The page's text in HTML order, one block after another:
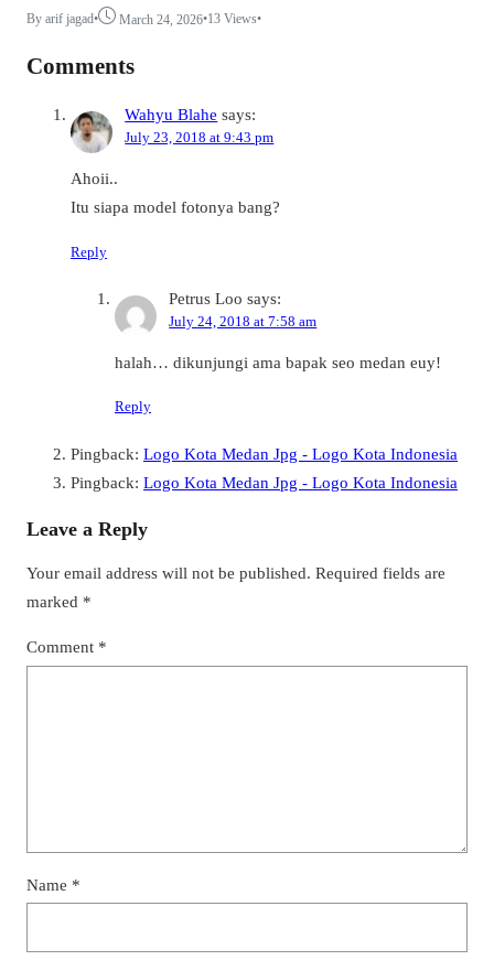
By arif jagad• March 24, 2026•13 Views•
Comments
Wahyu Blahe says:
July 23, 2018 at 9:43 pm
Ahoii..
Itu siapa model fotonya bang?
Reply
Petrus Loo says:
July 24, 2018 at 7:58 am
halah… dikunjungi ama bapak seo medan euy!
Reply
Pingback: Logo Kota Medan Jpg - Logo Kota Indonesia
Pingback: Logo Kota Medan Jpg - Logo Kota Indonesia
Leave a Reply
Your email address will not be published. Required fields are
marked *
Comment *
Name *